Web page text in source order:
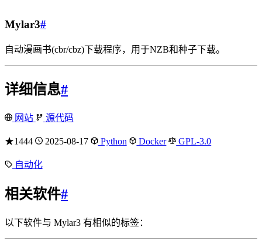
Mylar3#
自动漫画书(cbr/cbz)下载程序，用于NZB和种子下载。
详细信息#
网站 源代码
★1444 2025-08-17 Python Docker GPL-3.0
自动化
相关软件#
以下软件与 Mylar3 有相似的标签：